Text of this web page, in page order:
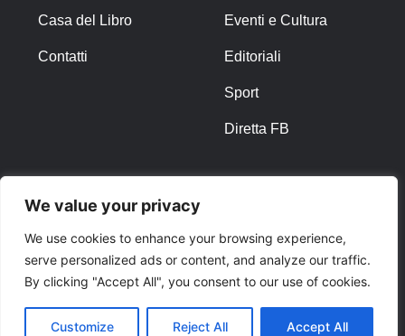
We value your privacy
We use cookies to enhance your browsing experience,
serve personalized ads or content, and analyze our traffic.
By clicking "Accept All", you consent to our use of cookies.
Customize Reject All Accept All
Casa del Libro
Contatti
Eventi e Cultura
Editoriali
Sport
Diretta FB
Privacy Policy